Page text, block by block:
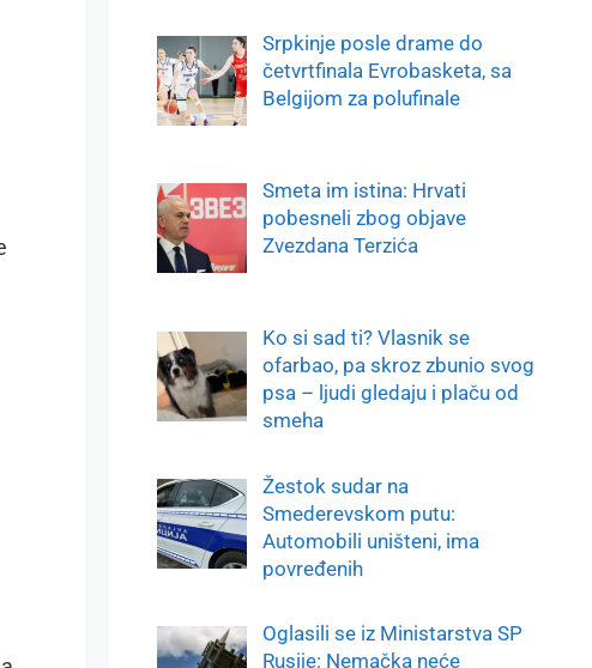
Srpkinje posle drame do
četvrtfinala Evrobasketa, sa
Belgijom za polufinale
Smeta im istina: Hrvati
pobesneli zbog objave
Zvezdana Terzića
Ko si sad ti? Vlasnik se
ofarbao, pa skroz zbunio svog
psa – ljudi gledaju i plaču od
smeha
Žestok sudar na
Smederevskom putu:
Automobili uništeni, ima
povređenih
Oglasili se iz Ministarstva SP
Rusije: Nemačka neće